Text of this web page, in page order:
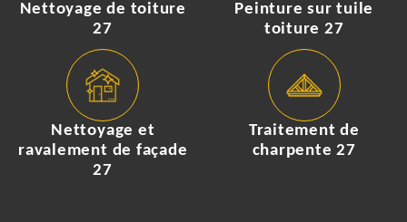
Nettoyage de toiture
27
Peinture sur tuile
toiture 27
Nettoyage et
ravalement de façade
27
Traitement de
charpente 27